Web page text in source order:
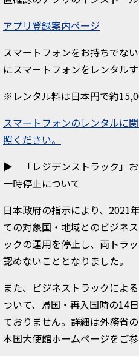
アプリ登録案内ページ
スマートフォンをお持ちでな
にスマートフォンをレンタル
※レンタル料は日本円で約
スマートフォンのレンタルに
照ください。
▶ 「レジデンストラック」お
一時停止について
日本政府の指示により、2021
ての対象国・地域とのビジネ
ックの運用を停止し、両トラ
認めないこととなりました。
また、ビジネストラックによ
ついて、帰国・再入国時の14
ておりません。詳細は外務省
本国大使館ホームページをご参